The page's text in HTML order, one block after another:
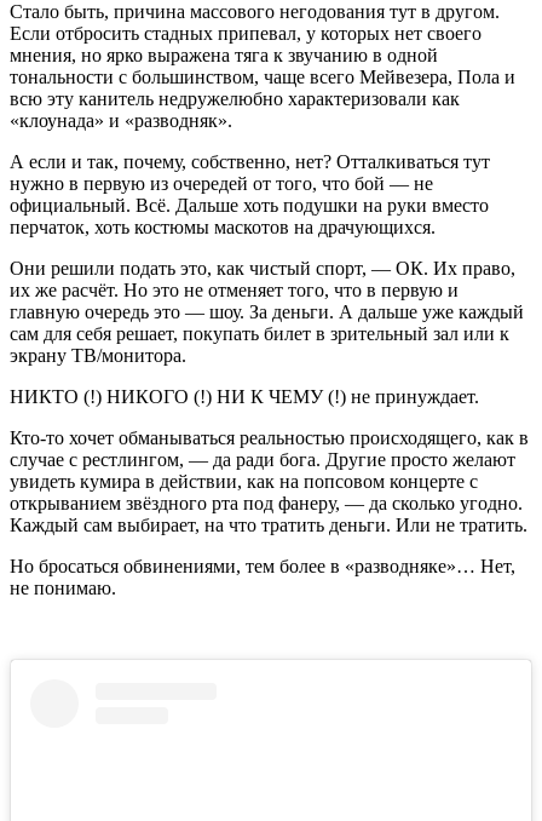
Стало быть, причина массового негодования тут в другом.
Если отбросить стадных припевал, у которых нет своего
мнения, но ярко выражена тяга к звучанию в одной
тональности с большинством, чаще всего Мейвезера, Пола и
всю эту канитель недружелюбно характеризовали как
«клоунада» и «разводняк».
А если и так, почему, собственно, нет? Отталкиваться тут
нужно в первую из очередей от того, что бой — не
официальный. Всё. Дальше хоть подушки на руки вместо
перчаток, хоть костюмы маскотов на драчующихся.
Они решили подать это, как чистый спорт, — ОК. Их право,
их же расчёт. Но это не отменяет того, что в первую и
главную очередь это — шоу. За деньги. А дальше уже каждый
сам для себя решает, покупать билет в зрительный зал или к
экрану ТВ/монитора.
НИКТО (!) НИКОГО (!) НИ К ЧЕМУ (!) не принуждает.
Кто-то хочет обманываться реальностью происходящего, как в
случае с рестлингом, — да ради бога. Другие просто желают
увидеть кумира в действии, как на попсовом концерте с
открыванием звёздного рта под фанеру, — да сколько угодно.
Каждый сам выбирает, на что тратить деньги. Или не тратить.
Но бросаться обвинениями, тем более в «разводняке»… Нет,
не понимаю.